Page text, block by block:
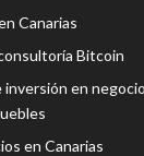
Canarias
Bitcoin
en
en Canarias